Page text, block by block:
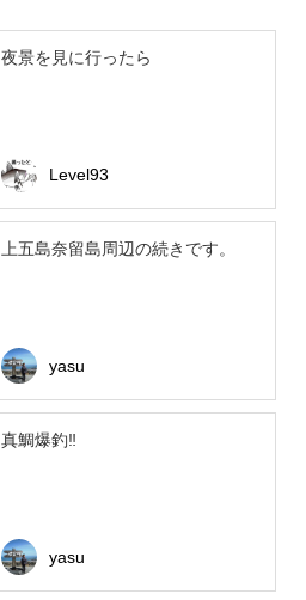
夜景を見に行ったら
Level93
上五島奈留島周辺の続きです。
yasu
真鯛爆釣‼
yasu